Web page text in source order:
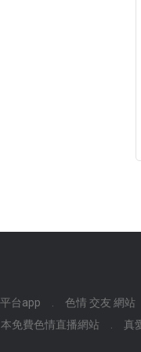
台app 色情 交友 網站
免費色情直播網站 真